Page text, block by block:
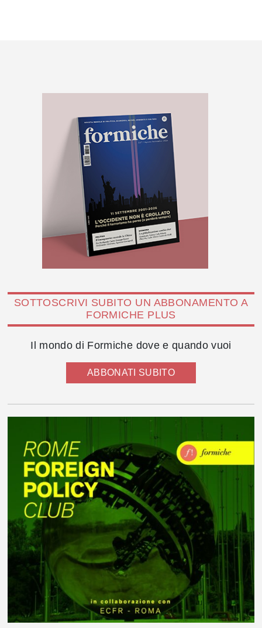
SOTTOSCRIVI SUBITO UN ABBONAMENTO A
FORMICHE PLUS
Il mondo di Formiche dove e quando vuoi
ABBONATI SUBITO